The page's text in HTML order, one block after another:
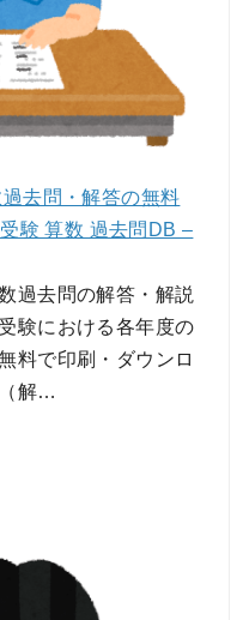
去問・解答の無料
験 算数 過去問DB –
過去問の解答・解説
験における各年度の
料で印刷・ダウンロ
解…